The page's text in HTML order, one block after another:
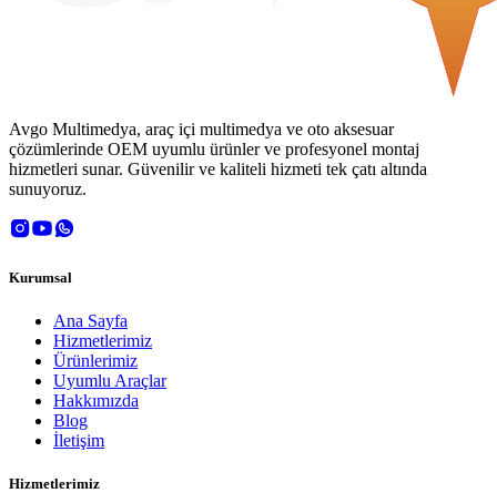
Avgo Multimedya, araç içi multimedya ve oto aksesuar
çözümlerinde OEM uyumlu ürünler ve profesyonel montaj
hizmetleri sunar. Güvenilir ve kaliteli hizmeti tek çatı altında
sunuyoruz.
Kurumsal
Ana Sayfa
Hizmetlerimiz
Ürünlerimiz
Uyumlu Araçlar
Hakkımızda
Blog
İletişim
Hizmetlerimiz